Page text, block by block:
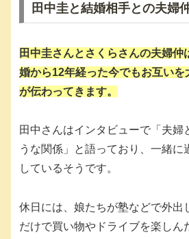
田中圭と結婚相手との夫婦
田中圭さんとさくらさんの夫婦仲
婚から12年経った今でもお互いを
が伝わってきます。
田中さんはインタビューで「夫婦
うな関係」と語っており、一緒に
しているそうです。
休日には、娘たちが塾などで外出
だけで買い物やドライブを楽しん